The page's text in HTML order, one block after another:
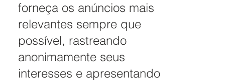
forneça os anúncios mais
relevantes sempre que
possível, rastreando
anonimamente seus
interesses e apresentando